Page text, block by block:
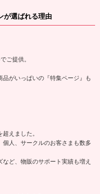
が選ばれる理由
ご提供。
がいっぱいの『特集ページ』も
えました。
人、サークルのお客さまも数多
ど、物販のサポート実績も増え